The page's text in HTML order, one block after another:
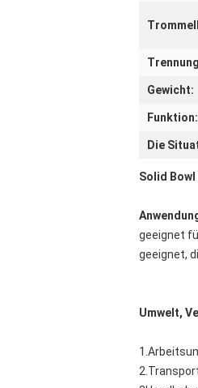
Gewicht:
Funktion:
Die
Solid
geeignet
geeignet,
Umwelt,